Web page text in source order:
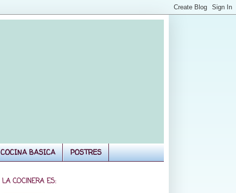
COCINA BASICA POSTRES
LA COCINERA ES: